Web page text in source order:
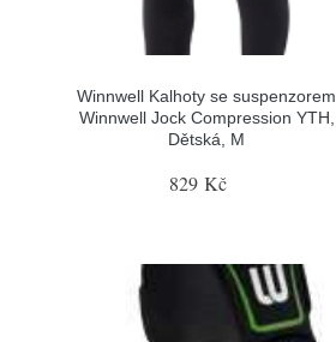
Winnwell Kalhoty se suspenzorem
Winnwell Jock Compression YTH,
Dětská, M
829 Kč